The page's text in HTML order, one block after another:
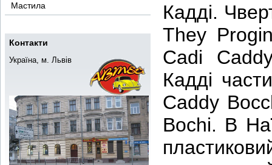
Мастила
Контакти
Україна, м. Львів
Кадді.
They
Cadi
Кадді
Caddy
Bochi. В